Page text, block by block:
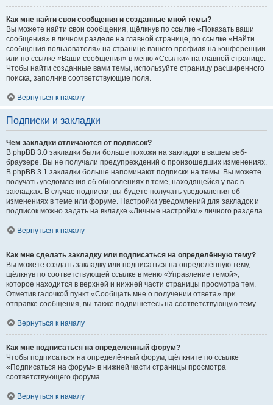
Как мне найти свои сообщения и созданные мной темы?
Вы можете найти свои сообщения, щёлкнув по ссылке «Показать ваши
сообщения» в личном разделе на главной странице, по ссылке «Найти
сообщения пользователя» на странице вашего профиля на конференции
или по ссылке «Ваши сообщения» в меню «Ссылки» на главной странице.
Чтобы найти созданные вами темы, используйте страницу расширенного
поиска, заполнив соответствующие поля.
Вернуться к началу
Подписки и закладки
Чем закладки отличаются от подписок?
В phpBB 3.0 закладки были больше похожи на закладки в вашем веб-
браузере. Вы не получали предупреждений о произошедших изменениях.
В phpBB 3.1 закладки больше напоминают подписки на темы. Вы можете
получать уведомления об обновлениях в теме, находящейся у вас в
закладках. В случае подписки, вы будете получать уведомления об
изменениях в теме или форуме. Настройки уведомлений для закладок и
подписок можно задать на вкладке «Личные настройки» личного раздела.
Вернуться к началу
Как мне сделать закладку или подписаться на определённую тему?
Вы можете создать закладку или подписаться на определённую тему,
щёлкнув по соответствующей ссылке в меню «Управление темой»,
которое находится в верхней и нижней части страницы просмотра тем.
Отметив галочкой пункт «Сообщать мне о получении ответа» при
отправке сообщения, вы также подпишетесь на соответствующую тему.
Вернуться к началу
Как мне подписаться на определённый форум?
Чтобы подписаться на определённый форум, щёлкните по ссылке
«Подписаться на форум» в нижней части страницы просмотра
соответствующего форума.
Вернуться к началу